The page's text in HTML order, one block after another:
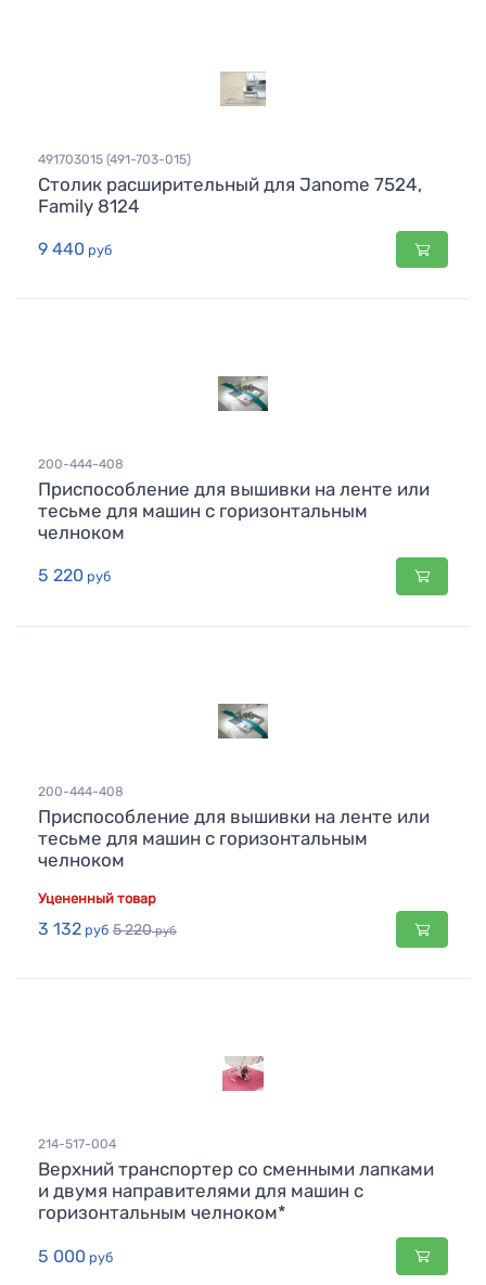
491703015 (491-703-015)
Столик расширительный для Janome 7524,
Family 8124
9 440 руб
200-444-408
Приспособление для вышивки на ленте или
тесьме для машин с горизонтальным
челноком
5 220 руб
200-444-408
Приспособление для вышивки на ленте или
тесьме для машин с горизонтальным
челноком
Уцененный товар
3 132 руб 5 220руб
214-517-004
Верхний транспортер со сменными лапками
и двумя направителями для машин с
горизонтальным челноком*
5 000 руб